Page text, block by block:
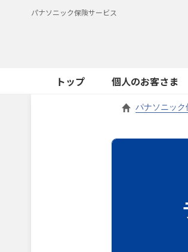
パナソニック保険サービス
トップ 個人のお客さま
パナソニック